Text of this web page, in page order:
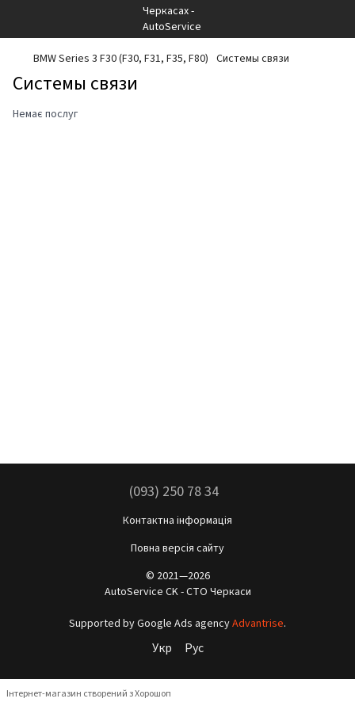
BMW Series 3 F30 (F30, F31, F35, F80) Системы связи
Системы связи
Немає послуг
(093) 250 78 34
Контактна інформація
Повна версія сайту
© 2021—2026
AutoService CK - СТО Черкаси
Supported by Google Ads agencyAdvantrise.
Укр Рус
Інтернет-магазин створений з Хорошоп